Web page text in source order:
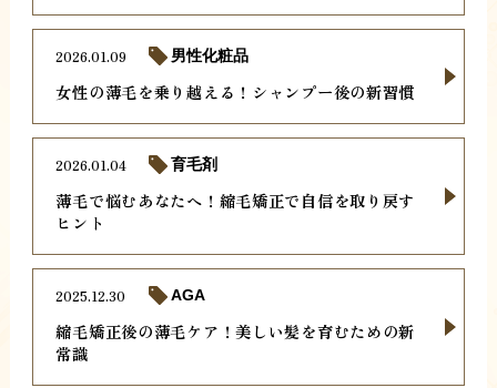
女性の薄毛を乗り越える！シャンプー後の新習慣
2026.01.09 男性化粧品
薄毛で悩むあなたへ！縮毛矯正で自信を取り戻す
ヒント
2026.01.04 育毛剤
縮毛矯正後の薄毛ケア！美しい髪を育むための新
常識
2025.12.30 AGA